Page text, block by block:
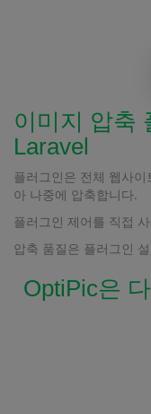
이미지 압축
Laravel
플러그인은 전체 웹사
아 나중에 압축합니다.
플러그인 제어를 직접
압축 품질은 플러그인
OptiPic은